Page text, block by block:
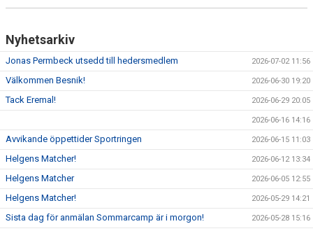
Nyhetsarkiv
Jonas Permbeck utsedd till hedersmedlem 2026-07-02 11:56
Välkommen Besnik! 2026-06-30 19:20
Tack Eremal! 2026-06-29 20:05
2026-06-16 14:16
Avvikande öppettider Sportringen 2026-06-15 11:03
Helgens Matcher! 2026-06-12 13:34
Helgens Matcher 2026-06-05 12:55
Helgens Matcher! 2026-05-29 14:21
Sista dag för anmälan Sommarcamp är i morgon! 2026-05-28 15:16